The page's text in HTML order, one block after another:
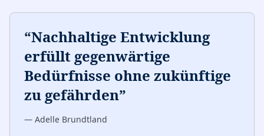
“Nachhaltige Entwicklung
erfüllt gegenwärtige
Bedürfnisse ohne zukünftige
zu gefährden”
— Adelle Brundtland